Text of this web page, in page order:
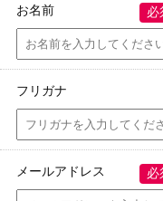
お名前 必
フリガナ
メールアドレス 必